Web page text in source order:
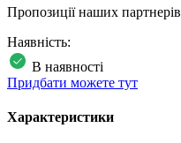
Пропозиції наших партнерів
Наявність:
В наявності
Придбати можете тут
Характеристики